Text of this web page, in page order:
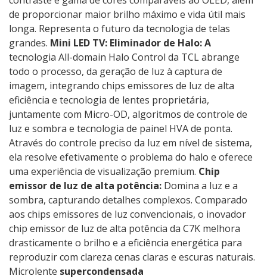
de proporcionar maior brilho máximo e vida útil mais
longa. Representa o futuro da tecnologia de telas
grandes. Mini LED TV: Eliminador de Halo: A
tecnologia All-domain Halo Control da TCL abrange
todo o processo, da geração de luz à captura de
imagem, integrando chips emissores de luz de alta
eficiência e tecnologia de lentes proprietária,
juntamente com Micro-OD, algoritmos de controle de
luz e sombra e tecnologia de painel HVA de ponta.
Através do controle preciso da luz em nível de sistema,
ela resolve efetivamente o problema do halo e oferece
uma experiência de visualização premium. Chip
emissor de luz de alta potência: Domina a luz e a
sombra, capturando detalhes complexos. Comparado
aos chips emissores de luz convencionais, o inovador
chip emissor de luz de alta potência da C7K melhora
drasticamente o brilho e a eficiência energética para
reproduzir com clareza cenas claras e escuras naturais.
Microlente supercondensada